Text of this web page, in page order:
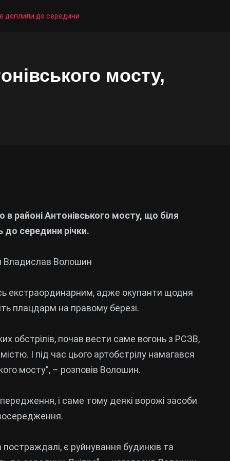
доплили до середини
мосту,
районі Антонівського мосту, що біля
до середини річки.
Владислав Волошин
екстраординарним, адже окупанти щодня
плацдарм на правому березі.
обстрілів, почав вести саме вогонь з РСЗВ,
І під час цього артобстрілу намагався
мосту”, – розповів Волошин.
і саме тому деякі ворожі засоби
є руйнування будинків та